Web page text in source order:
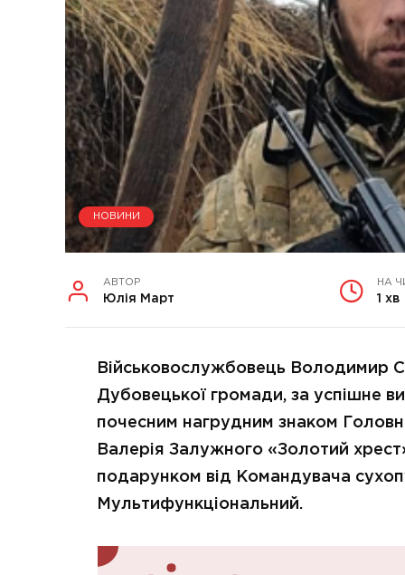
НОВИНИ
АВТОР
Юлія Март
НА
1 хв
Військовослужбовець Володимир
Дубовецької громади, за успішне
почесним нагрудним знаком
Валерія Залужного «Золотий
подарунком від Командувача
Мультифункціональний.